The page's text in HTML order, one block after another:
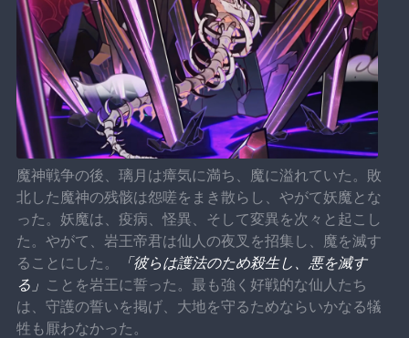
魔神戦争の後、璃月は瘴気に満ち、魔に溢れていた。敗
北した魔神の残骸は怨嗟をまき散らし、やがて妖魔とな
った。妖魔は、疫病、怪異、そして変異を次々と起こし
た。やがて、岩王帝君は仙人の夜叉を招集し、魔を滅す
ることにした。
「彼らは護法のため殺生し、悪を滅す
る」 ことを岩王に誓った。最も強く好戦的な仙人たち
は、守護の誓いを掲げ、大地を守るためならいかなる犠
牲も厭わなかった。